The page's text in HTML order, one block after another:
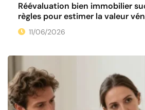
Réévaluation bien immobilier
règles pour estimer la valeur
11/06/2026